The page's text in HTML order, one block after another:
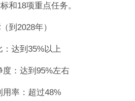
和18项重点任务。
（到2028年）
达到35%以上
：达到95%左右
率：超过48%